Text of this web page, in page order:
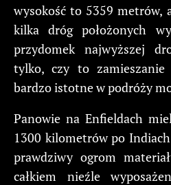
wysokość to 5359 metrów,
kilka dróg położonych
przydomek najwyższej
tylko, czy to
bardzo istotne w podróży
Panowie na Enfieldach
1300 kilometrów po
prawdziwy ogrom
całkiem nieźle